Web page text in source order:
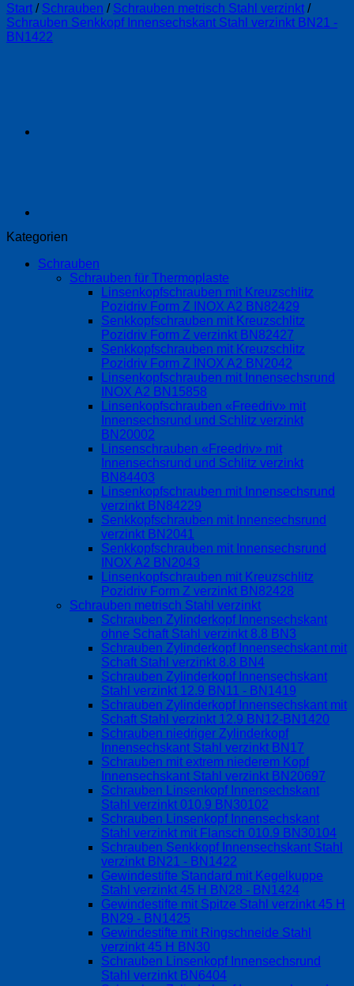
Start / Schrauben / Schrauben metrisch Stahl verzinkt /
Schrauben Senkkopf Innensechskant Stahl verzinkt BN21 -
BN1422
Kategorien
Schrauben
Schrauben für Thermoplaste
Linsenkopfschrauben mit Kreuzschlitz
Pozidriv Form Z INOX A2 BN82429
Senkkopfschrauben mit Kreuzschlitz
Pozidriv Form Z verzinkt BN82427
Senkkopfschrauben mit Kreuzschlitz
Pozidriv Form Z INOX A2 BN2042
Linsenkopfschrauben mit Innensechsrund
INOX A2 BN15858
Linsenkopfschrauben «Freedriv» mit
Innensechsrund und Schlitz verzinkt
BN20002
Linsenschrauben «Freedriv» mit
Innensechsrund und Schlitz verzinkt
BN84403
Linsenkopfschrauben mit Innensechsrund
verzinkt BN84229
Senkkopfschrauben mit Innensechsrund
verzinkt BN2041
Senkkopfschrauben mit Innensechsrund
INOX A2 BN2043
Linsenkopfschrauben mit Kreuzschlitz
Pozidriv Form Z verzinkt BN82428
Schrauben metrisch Stahl verzinkt
Schrauben Zylinderkopf Innensechskant
ohne Schaft Stahl verzinkt 8.8 BN3
Schrauben Zylinderkopf Innensechskant mit
Schaft Stahl verzinkt 8.8 BN4
Schrauben Zylinderkopf Innensechskant
Stahl verzinkt 12.9 BN11 - BN1419
Schrauben Zylinderkopf Innensechskant mit
Schaft Stahl verzinkt 12.9 BN12-BN1420
Schrauben niedriger Zylinderkopf
Innensechskant Stahl verzinkt BN17
Schrauben mit extrem niederem Kopf
Innensechskant Stahl verzinkt BN20697
Schrauben Linsenkopf Innensechskant
Stahl verzinkt 010.9 BN30102
Schrauben Linsenkopf Innensechskant
Stahl verzinkt mit Flansch 010.9 BN30104
Schrauben Senkkopf Innensechskant Stahl
verzinkt BN21 - BN1422
Gewindestifte Standard mit Kegelkuppe
Stahl verzinkt 45 H BN28 - BN1424
Gewindestifte mit Spitze Stahl verzinkt 45 H
BN29 - BN1425
Gewindestifte mit Ringschneide Stahl
verzinkt 45 H BN30
Schrauben Linsenkopf Innensechsrund
Stahl verzinkt BN6404